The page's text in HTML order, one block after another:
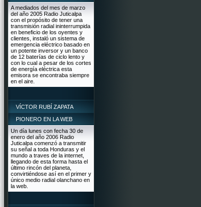
A mediados del mes de marzo
del año 2005 Radio Juticalpa
con el propósito de tener una
transmisión radial ininterrumpida
en beneficio de los oyentes y
clientes, instaló un sistema de
emergencia eléctrico basado en
un potente inversor y un banco
de 12 baterías de ciclo lento y
con lo cual a pesar de los cortes
de energía eléctrica esta
emisora se encontraba siempre
en el aire.
VÍCTOR RUBÍ ZAPATA
PIONERO EN LA WEB
Un día lunes con fecha 30 de
enero del año 2006 Radio
Juticalpa comenzó a transmitir
su señal a toda Honduras y el
mundo a traves de la internet,
llegando de esta forma hasta el
último rincón del planeta,
convirtiéndose así en el primer y
único medio radial olanchano en
la web.